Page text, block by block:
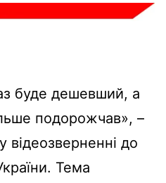
буде дешевший, а
подорожчав», –
відеозверненні до
Тема